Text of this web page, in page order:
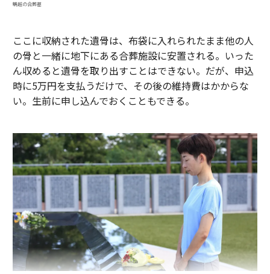
鵯越の合葬墓
ここに収納された遺骨は、布袋に入れられたまま他の人
の骨と一緒に地下にある合葬施設に安置される。いった
ん収めると遺骨を取り出すことはできない。だが、申込
時に5万円を支払うだけで、その後の維持費はかからな
い。生前に申し込んでおくこともできる。